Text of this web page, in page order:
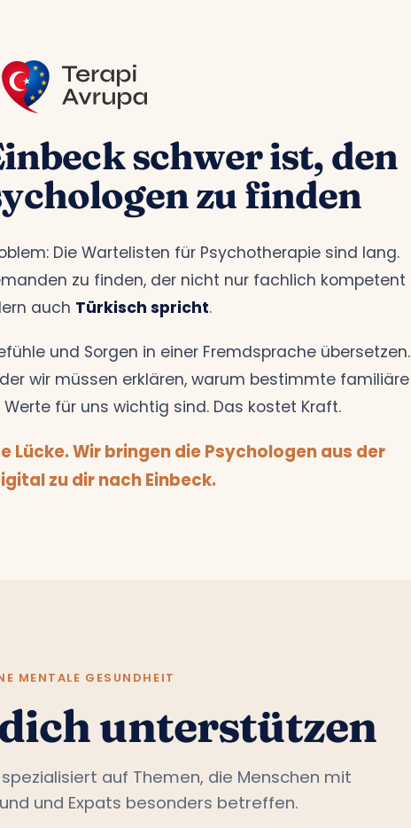
schwer ist, den
zu finden
Die Wartelisten für Psychotherapie sind lang.
zu finden, der nicht nur fachlich kompetent
auch Türkisch spricht.
und Sorgen in einer Fremdsprache übersetzen.
wir müssen erklären, warum bestimmte familiäre
für uns wichtig sind. Das kostet Kraft.
Lücke. Wir bringen die Psychologen aus der
zu dir nach Einbeck.
MENTALE GESUNDHEIT
unterstützen
auf Themen, die Menschen mit
und Expats besonders betreffen.